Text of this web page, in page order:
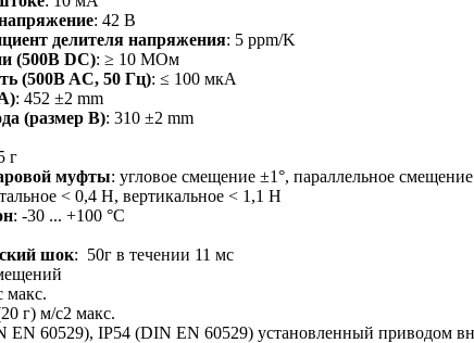
: 42 В
делителя напряжения: 5 ppm/K
(500B DC): ≥ 10 МОм
(500B AC, 50 Гц): ≤ 100 мкА
: 452 ±2 mm
(размер B): 310 ±2 mm
г
муфты: угловое смещение ±1°, параллельное
< 0,4 Н, вертикальное < 1,1 Н
: -30 ... +100 °C
шок: 50г в течении 11 мс
макс.
г) м/с2 макс.
EN 60529), IP54 (DIN EN 60529) установленный приводом